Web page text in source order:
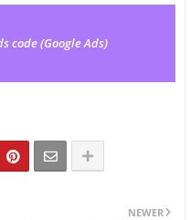
code (Google Ads)
NEWER